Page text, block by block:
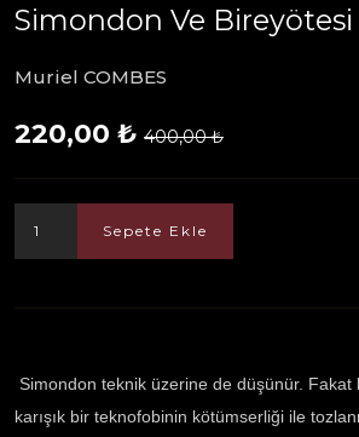
Simondon Ve Bireyötesi
Muriel COMBES
220,00 ₺ 400,00 ₺
Sepete Ekle
Simondon teknik üzerine de düşünür. Fakat
karışık bir teknofobinin kötümserliği ile